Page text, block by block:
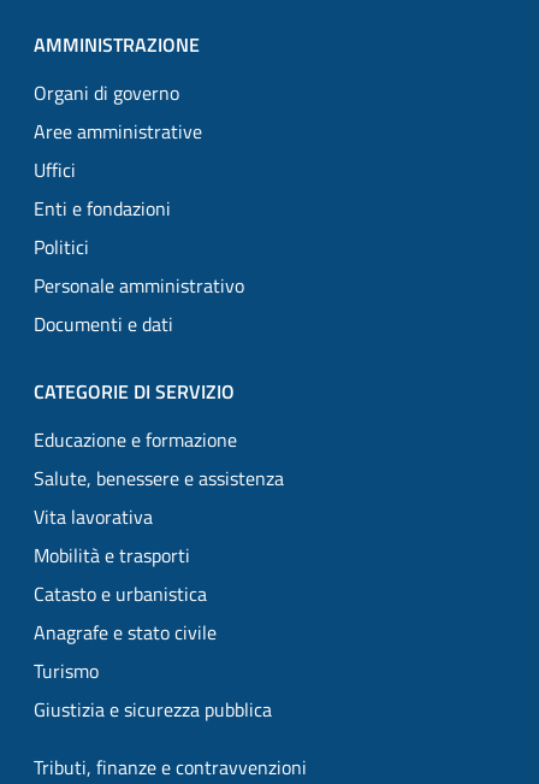
AMMINISTRAZIONE
Organi di governo
Aree amministrative
Uffici
Enti e fondazioni
Politici
Personale amministrativo
Documenti e dati
CATEGORIE DI SERVIZIO
Educazione e formazione
Salute, benessere e assistenza
Vita lavorativa
Mobilità e trasporti
Catasto e urbanistica
Anagrafe e stato civile
Turismo
Giustizia e sicurezza pubblica
Tributi, finanze e contravvenzioni